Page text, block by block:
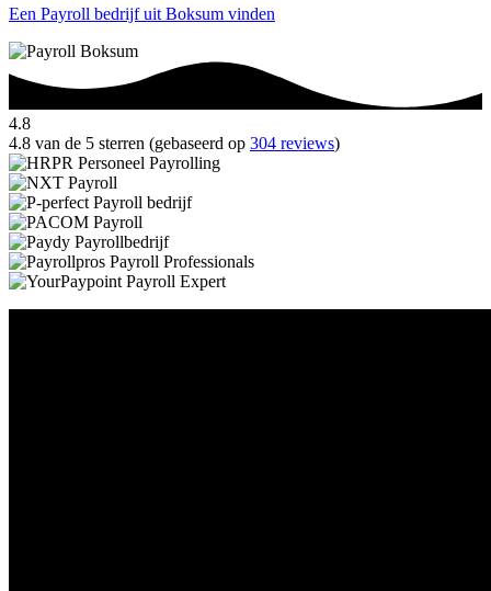
Een Payroll bedrijf uit Boksum vinden
4.8
4.8 van de 5 sterren (gebaseerd op 304 reviews)